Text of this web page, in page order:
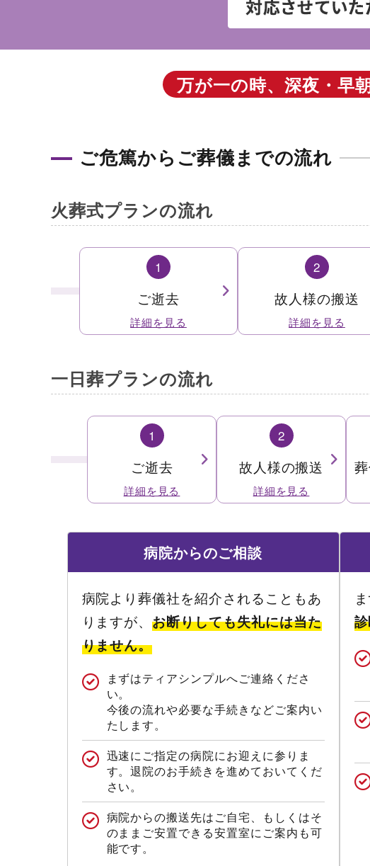
万が一の時、深夜・早
ご危篤からご葬儀までの流れ
火葬式プランの流れ
1
ご逝去
2
故人様の搬送
一日葬プランの流れ
1
ご逝去
2
故人様の搬送
病院からのご相談
病院より葬儀社を紹介されることもあ
りますが、お断りしても失礼には当た
りません。
まずはティアシンプルへご連絡くださ
い。
今後の流れや必要な手続きなどご案内い
たします。
迅速にご指定の病院にお迎えに参りま
す。退院のお手続きを進めておいてくだ
さい。
病院からの搬送先はご自宅、もしくはそ
のままご安置できる安置室にご案内も可
能です。